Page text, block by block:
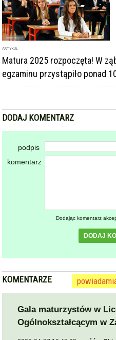
ARTYKUŁ
Matura 2025 rozpoczęta! W
egzaminu przystąpiło ponad
DODAJ KOMENTARZ
podpis
komentarz
Dodając komentarz
DODAJ
KOMENTARZE
Gala maturzystów w
Ogólnokształcącym w